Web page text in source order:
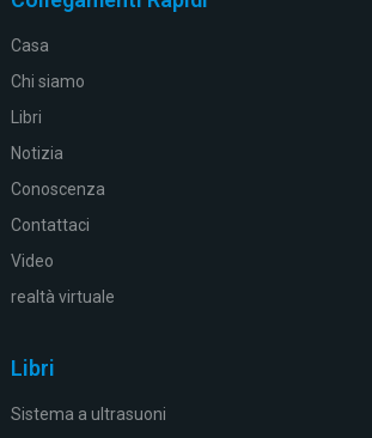
Casa
Chi siamo
Libri
Notizia
Conoscenza
Contattaci
Video
realtà virtuale
Libri
Sistema a ultrasuoni